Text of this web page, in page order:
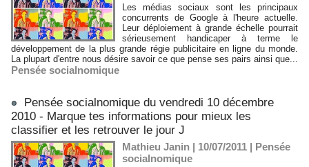
Les médias sociaux sont les principaux
concurrents de Google à l'heure actuelle.
Leur déploiement à grande échelle pourrait
sérieusement handicaper à terme le
développement de la plus grande régie publicitaire en ligne du monde.
La plupart d'entre nous désire savoir ce que pense ses pairs ainsi que...
Pensée socialnomique
Pensée socialnomique du vendredi 10 décembre
2010 - Marque tes informations pour mieux les
classifier et les retrouver le jour J
Mathieu Janin | 10/07/2011 | Pensée
socialnomique